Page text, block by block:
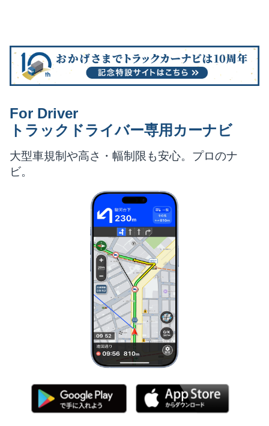
For Driver
トラックドライバー専用カーナビ
大型車規制や高さ・幅制限も安心。 プロのナ
ビ。